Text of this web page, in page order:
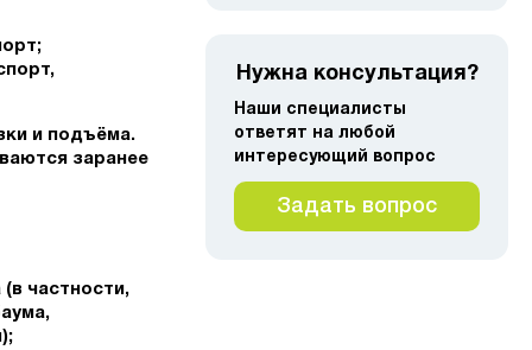
и подъёма.
заранее
частности,
Нужна консультация?
Наши специалисты
ответят на любой
интересующий вопрос
Задать вопрос